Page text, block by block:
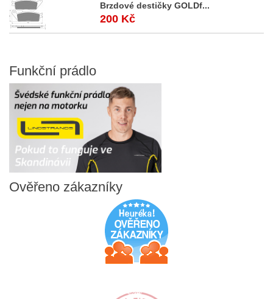
Brzdové destičky GOLDf...
200 Kč
Funkční prádlo
Ověřeno zákazníky